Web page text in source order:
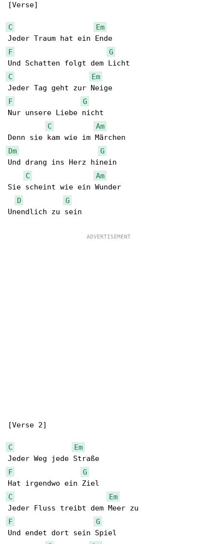
[Verse]
C
Em
F
G
C
Em
F
G
Nur unsere Liebe nicht
C
Am
Dm
G
Und drang ins Herz hinein
C
Am
Sie scheint wie ein Wunder
D
G
Unendlich zu sein
[Verse 2]
C
Em
F
G
C
Em
F
G
Und endet dort sein Spiel